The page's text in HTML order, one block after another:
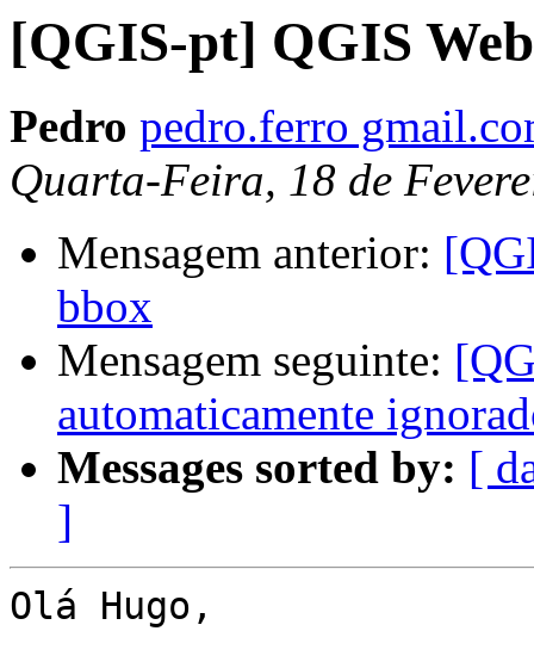
[QGIS-pt] QGIS
Pedro pedro.ferro
Quarta-Feira, 18 de
Mensagem anterior:
bbox
Mensagem seguinte:
automaticamente
Messages sorted by: [
]
Olá Hugo,